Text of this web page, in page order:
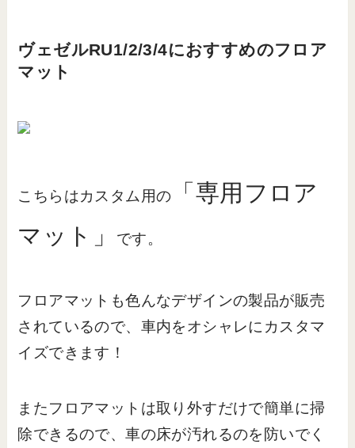
ヴェゼルRU1/2/3/4におすすめのフロア
マット
こちらはカスタム用の
「専用フロア
マット」
です。
フロアマットも色んなデザインの製品が販売
されているので、車内をオシャレにカスタマ
イズできます！
またフロアマットは取り外すだけで簡単に掃
除できるので、車の床が汚れるのを防いでく